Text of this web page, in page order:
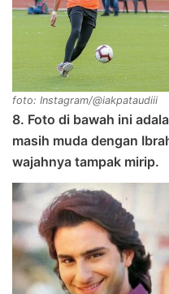
foto: Instagram/@iakpataudiii
8. Foto di bawah ini
masih muda dengan
wajahnya tampak mirip.